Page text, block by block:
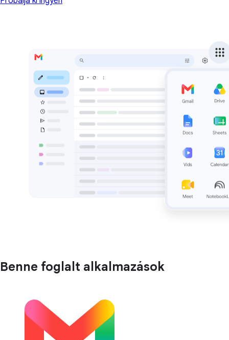
Benne foglalt alkalmazások